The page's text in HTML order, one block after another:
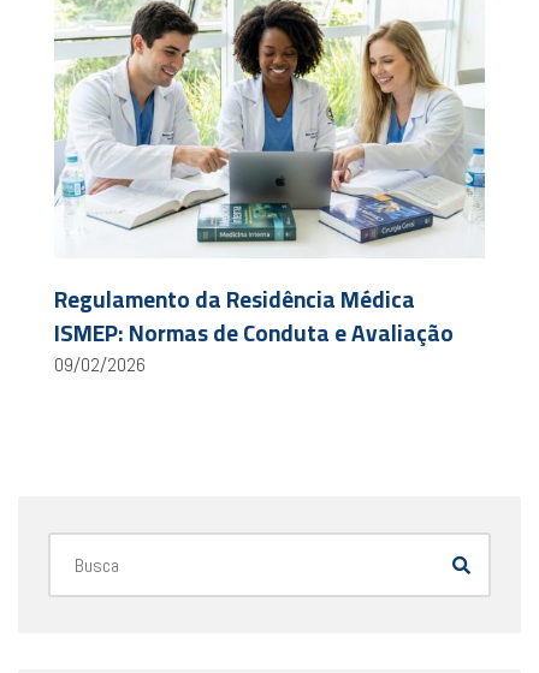
Regulamento da Residência Médica
ISMEP: Normas de Conduta e Avaliação
09/02/2026